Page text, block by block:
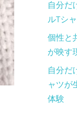
自分だ
ルTシ
個性と
が映す
自分だ
ャツが
体験